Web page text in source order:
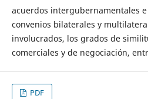
acuerdos intergubernamentales
convenios bilaterales y
involucrados, los grados de
comerciales y de negociación,
PDF